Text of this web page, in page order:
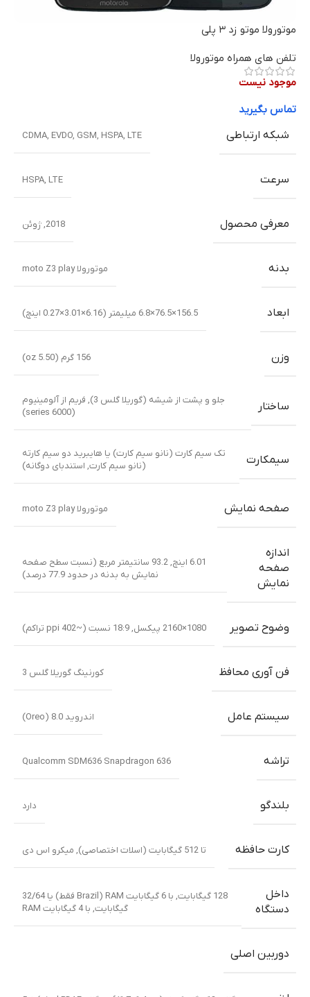
موتورولا موتو زد ۳ پلی
تلفن های همراه موتورولا
موجود نیست
تماس بگیرید
شبکه ارتباطی
CDMA, EVDO, GSM, HSPA, LTE
سرعت HSPA, LTE
معرفی محصول 2018
,ژوئن
بدنه موتورولا moto Z3 play
ابعاد 156.5×76.5×6.8 میلیمتر (6.16×3.01×0.27 اینچ)
وزن 156 گرم (5.50 oz)
ساختار جلو و پشت از شیشه (گوریلا گلس 3) , فریم از آلومینیوم
(6000 series)
سیمکارت
تک سیم کارت (نانو سیم کارت) یا هایبرید دو سیم کارته
(نانو سیم کارت, استندبای دوگانه)
صفحه نمایش موتورولا moto Z3 play
اندازه
صفحه
نمایش
6.01 اینچ, 93.2 سانتیمتر مربع (نسبت سطح صفحه
نمایش به بدنه در حدود 77.9 درصد)
وضوح تصویر 1080×2160 پیکسل, 18:9 نسبت (~402 ppi تراکم)
فن آوری محافظ کورنینگ گوریلا گلس 3
سیستم عامل اندروید 8.0 (Oreo)
تراشه Qualcomm SDM636 Snapdragon 636
بلندگو دارد
کارت حافظه تا 512 گیگابایت (اسلات اختصاصی) , میکرو اس دی
داخل
دستگاه
128 گیگابایت, با 6 گیگابایت RAM (Brazil فقط) یا 32/64
گیگابایت, با 4 گیگابایت RAM
دوربین اصلی